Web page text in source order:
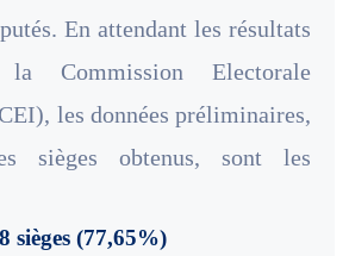
En attendant les résultats
Commission Electorale
les données préliminaires,
sièges obtenus, sont les
sièges (77,65%)